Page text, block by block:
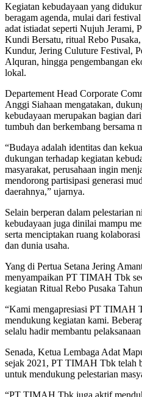
Kegiatan kebudayaan yang
beragam agenda, mulai dari
adat istiadat seperti Nujuh Jerami,
Kundi Bersatu, ritual Rebo
Kundur, Jering Culuture Festival,
Alquran, hingga pengembangan
lokal.
Departement Head Corporate
Anggi Siahaan mengatakan,
kebudayaan merupakan bagian
tumbuh dan berkembang bersama
“Budaya adalah identitas dan
dukungan terhadap kegiatan
masyarakat, perusahaan ingin
mendorong partisipasi generasi
daerahnya,” ujarnya.
Selain berperan dalam pelestarian
kebudayaan juga dinilai mampu
serta menciptakan ruang
dan dunia usaha.
Yang di Pertua Setana Jering
menyampaikan PT TIMAH Tbk
kegiatan Ritual Rebo Pusaka
“Kami mengapresiasi PT TIMAH
mendukung kegiatan kami.
selalu hadir membantu
Senada, Ketua Lembaga Adat
sejak 2021, PT TIMAH Tbk telah
untuk mendukung pelestarian
“PT TIMAH Tbk juga aktif